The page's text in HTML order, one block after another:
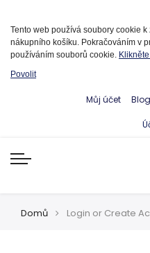
Tento web používá soubory cookie
nákupního košíku. Pokračováním v
používáním souborů cookie.
Povolit
Můj účet Blog
Domů Login or Create